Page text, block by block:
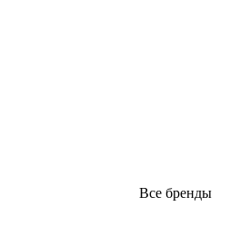
Все бренды